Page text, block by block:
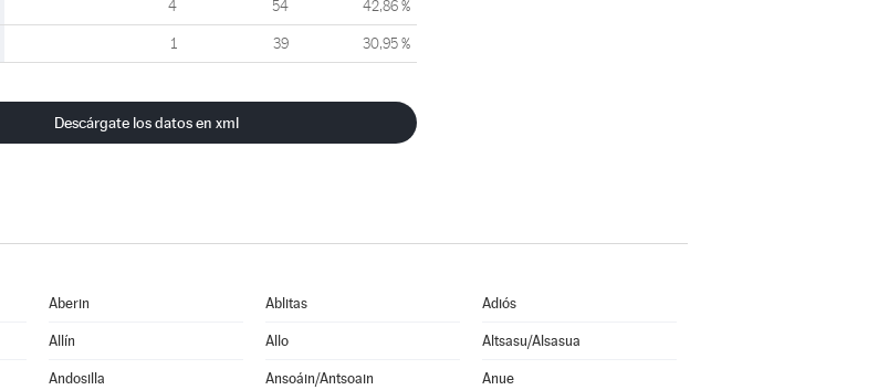
4 54 42,86 %
1 39 30,95 %
Descárgate los datos en xml
Aberin Ablitas Adiós
Allín Allo Altsasu/Alsasua
Andosilla Ansoáin/Antsoain Anue